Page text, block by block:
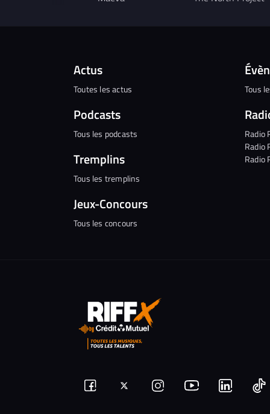
Actus
Toutes les actus
Podcasts
Tous les podcasts
Tremplins
Tous les tremplins
Jeux-Concours
Tous les concours
Tous
Radio
Radio
Radio
Suivez-Suivez-Nous
NousNous